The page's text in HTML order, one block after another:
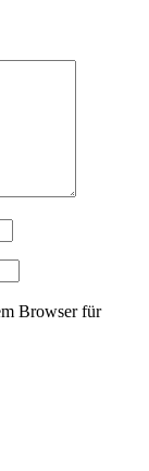
Browser für